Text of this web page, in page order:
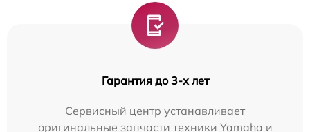
Гарантия до 3-х лет
Сервисный центр устанавливает
оригинальные запчасти техники Yamaha и